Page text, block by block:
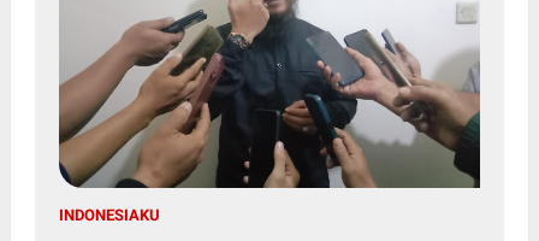
INDONESIAKU